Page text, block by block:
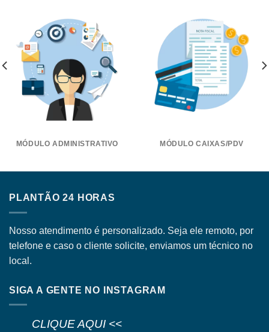
MÓDULO ADMINISTRATIVO MÓDULO CAIXAS/PDV
PLANTÃO 24 HORAS
Nosso atendimento é personalizado. Seja ele remoto, por
telefone e caso o cliente solicite, enviamos um técnico no
local.
SIGA A GENTE NO INSTAGRAM
CLIQUE AQUI <<